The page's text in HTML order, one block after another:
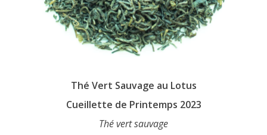
Thé Vert Sauvage au Lotus
Cueillette de Printemps 2023
Thé vert sauvage